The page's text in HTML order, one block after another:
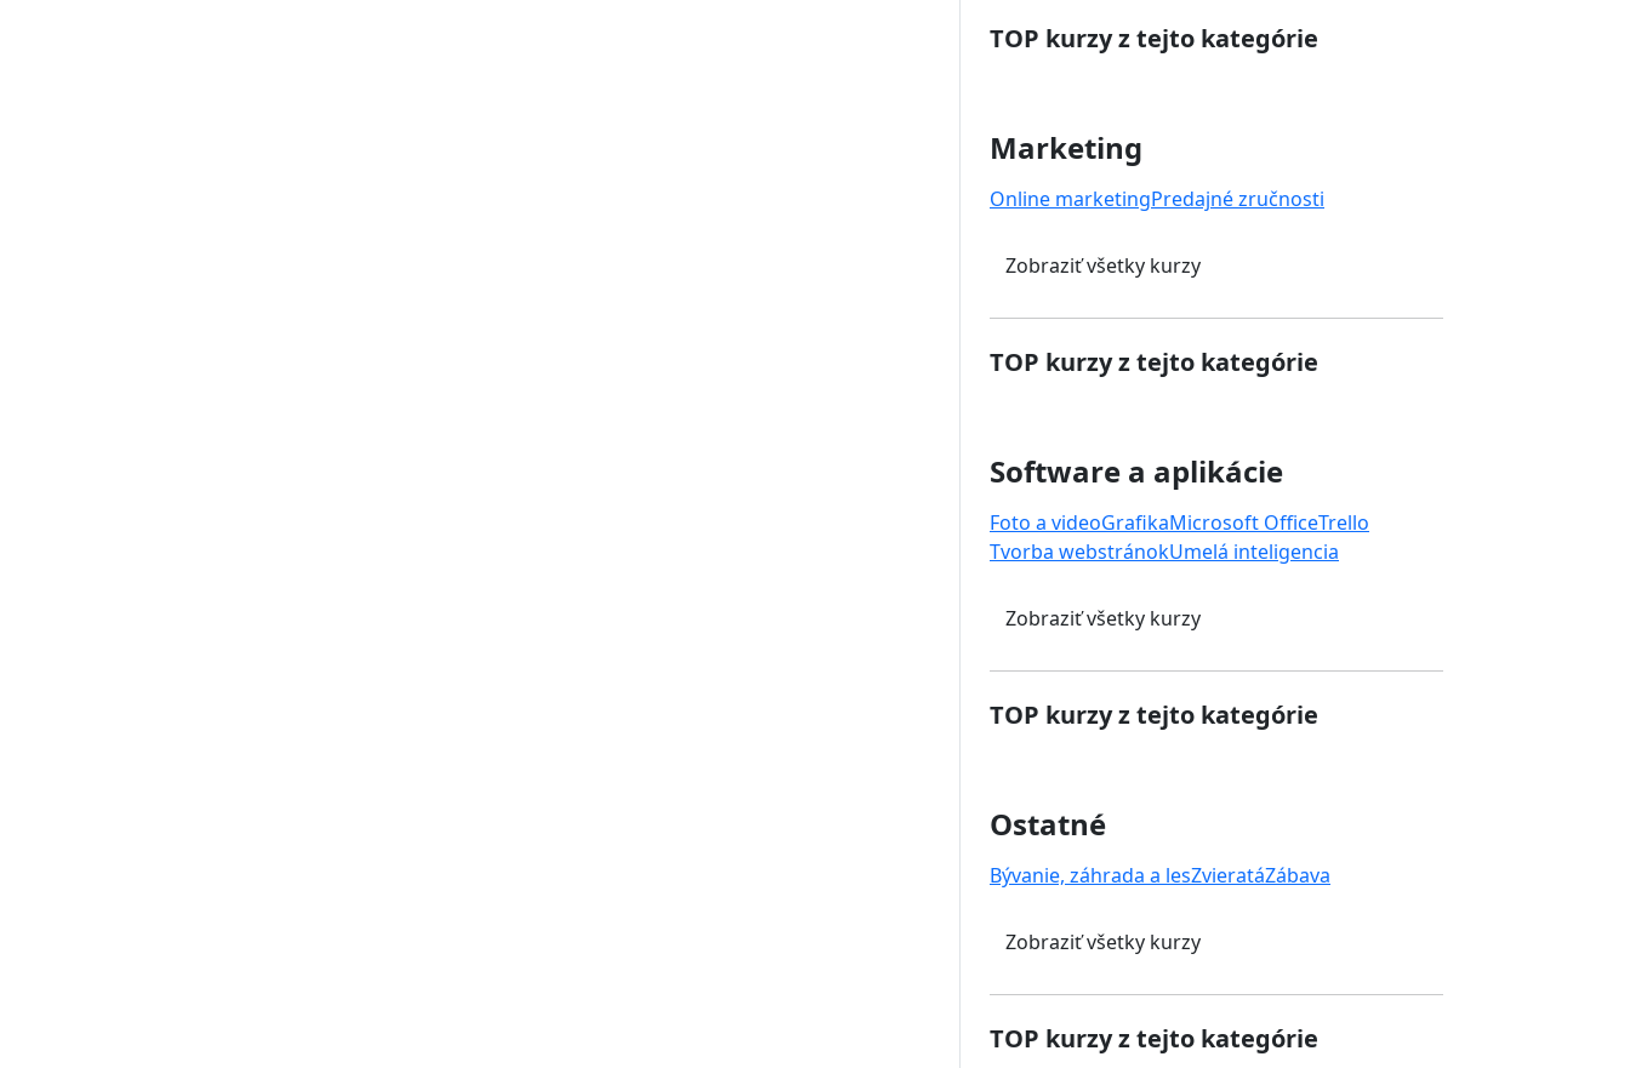
TOP kurzy z tejto kategórie
Marketing
Online marketingPredajné zručnosti
Zobraziť všetky kurzy
TOP kurzy z tejto kategórie
Software a aplikácie
Foto a videoGrafikaMicrosoft OfficeTrello
Tvorba webstránokUmelá inteligencia
Zobraziť všetky kurzy
TOP kurzy z tejto kategórie
Ostatné
Bývanie, záhrada a lesZvieratáZábava
Zobraziť všetky kurzy
TOP kurzy z tejto kategórie